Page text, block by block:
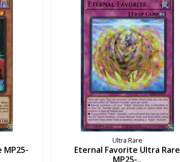
MP25-
Ultra Rare
Eternal Favorite Ultra Rare
MP25-..